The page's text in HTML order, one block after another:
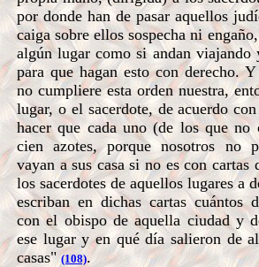
por donde han de pasar aquellos
caiga sobre ellos sospecha ni
algún lugar como si andan viajando
para que hagan esto con derecho.
no cumpliere esta orden nuestra,
lugar, o el sacerdote, de acuerdo
hacer que cada uno (de los que no
cien azotes, porque nosotros no
vayan a sus casa si no es con cartas
los sacerdotes de aquellos lugares a
escriban en dichas cartas cuántos
con el obispo de aquella ciudad y
ese lugar y en qué día salieron de
casas"(108).